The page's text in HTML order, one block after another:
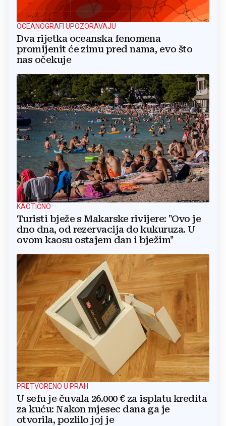
OCEANOGRAFI UPOZORAVAJU
Dva rijetka oceanska fenomena
promijenit će zimu pred nama, evo što
nas očekuje
KAOTIČNO
Turisti bježe s Makarske rivijere: "Ovo je
dno dna, od rezervacija do kukuruza. U
ovom kaosu ostajem dan i bježim"
PRETVORENO U PRAH
U sefu je čuvala 26.000 € za isplatu kredita
za kuću: Nakon mjesec dana ga je
otvorila, pozlilo joj je